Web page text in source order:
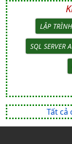
LẬP
SQL SERVER
Tất cả